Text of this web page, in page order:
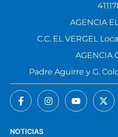
NOTICIAS
AGENCIA
C.C. EL VERGEL
AGENCIA
Padre Aguirre y G.